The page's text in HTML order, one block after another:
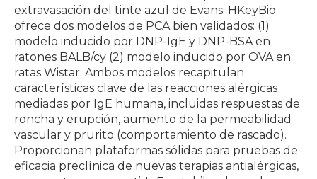
extravasación del tinte azul de Evans. HKeyBio
ofrece dos modelos de PCA bien validados: (1)
modelo inducido por DNP-IgE y DNP-BSA en
ratones BALB/cy (2) modelo inducido por OVA en
ratas Wistar. Ambos modelos recapitulan
características clave de las reacciones alérgicas
mediadas por IgE humana, incluidas respuestas de
roncha y erupción, aumento de la permeabilidad
vascular y prurito (comportamiento de rascado).
Proporcionan plataformas sólidas para pruebas de
eficacia preclínica de nuevas terapias antialérgicas,